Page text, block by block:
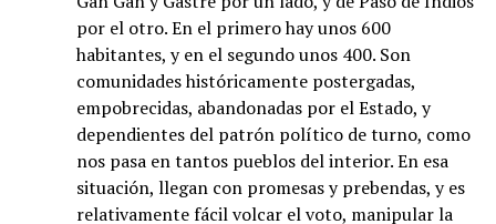
por el otro. En el primero hay unos 600
habitantes, y en el segundo unos 400. Son
comunidades históricamente postergadas,
empobrecidas, abandonadas por el Estado, y
dependientes del patrón político de turno, como
nos pasa en tantos pueblos del interior. En esa
situación, llegan con promesas y prebendas, y es
relativamente fácil volcar el voto, manipular la